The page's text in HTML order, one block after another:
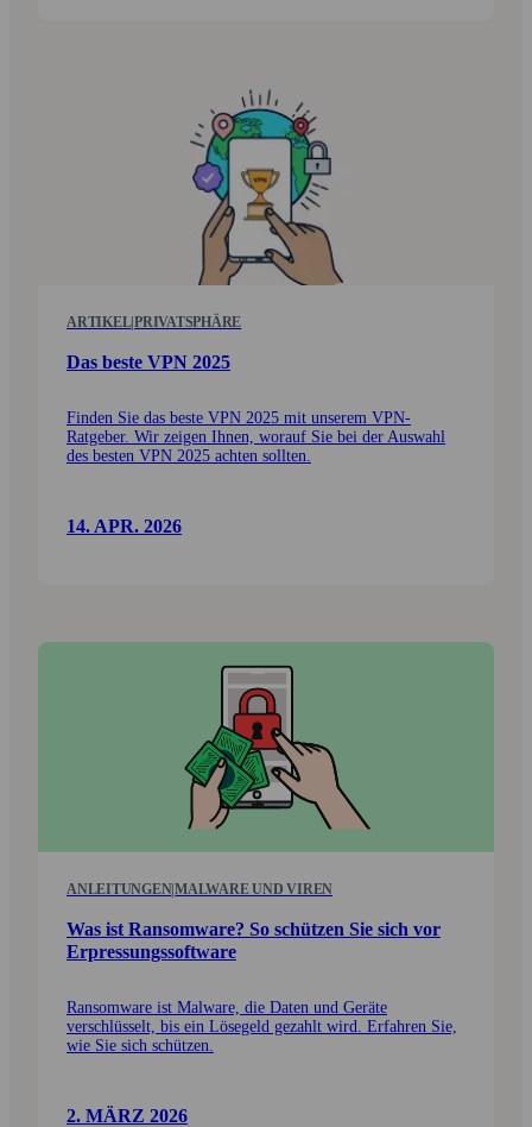
ARTIKEL|PRIVATSPHÄRE
Das beste VPN 2025
Finden Sie das beste VPN 2025 mit unserem VPN-
Ratgeber. Wir zeigen Ihnen, worauf Sie bei der Auswahl
des besten VPN 2025 achten sollten.
14. APR. 2026
ANLEITUNGEN|MALWARE UND VIREN
Was ist Ransom­ware? So schützen Sie sich vor
Erpressungs­software
Ransomware ist Malware, die Daten und Geräte
verschlüsselt, bis ein Löse­geld gezahlt wird. Erfahren Sie,
wie Sie sich schützen.
2. MÄRZ 2026